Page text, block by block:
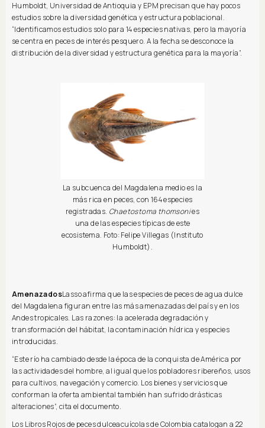
Humboldt, Universidad de Antioquia y EPM precisan que hay pocos
estudios sobre la diversidad genética y estructura poblacional.
“Identificamos estudios solo para 14 especies nativas, pero la mayoría
se centra en peces de interés pesquero. A la fecha se desconoce la
distribución de la diversidad y estructura genética para la mayoría”.
La subcuenca del Magdalena medio es la
más rica en peces, con 164 especies
registradas. Chaetostoma thomsonies
una de las especies típicas de este
ecosistema. Foto: Felipe Villegas (Instituto
Humboldt).
AmenazadosLasso afirma que las especies de peces de agua dulce
del Magdalena figuran entre las más amenazadas del país y en los
Andes tropicales. Las razones: la acelerada degradación y
transformación del hábitat, la contaminación hídrica y especies
introducidas.
“Este río ha cambiado desde la época de la conquista de América por
las actividades del hombre, al igual que los pobladores ribereños, usos
para cultivos, navegación y comercio. Los bienes y servicios que
conforman la oferta ambiental también han sufrido drásticas
alteraciones”, cita el documento.
Los Libros Rojos de peces dulceacuícolas de Colombia catalogan a 22